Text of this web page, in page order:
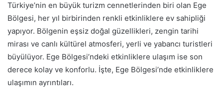
Türkiye’nin en büyük turizm cennetlerinden biri olan Ege
Bölgesi, her yıl birbirinden renkli etkinliklere ev sahipliği
yapıyor. Bölgenin eşsiz doğal güzellikleri, zengin tarihi
mirası ve canlı kültürel atmosferi, yerli ve yabancı turistleri
büyülüyor. Ege Bölgesi’ndeki etkinliklere ulaşım ise son
derece kolay ve konforlu. İşte, Ege Bölgesi’nde etkinliklere
ulaşımın ayrıntıları.